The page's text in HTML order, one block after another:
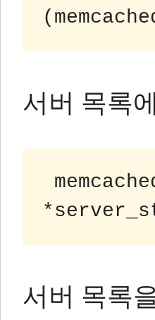
서버 목록
서버 목록